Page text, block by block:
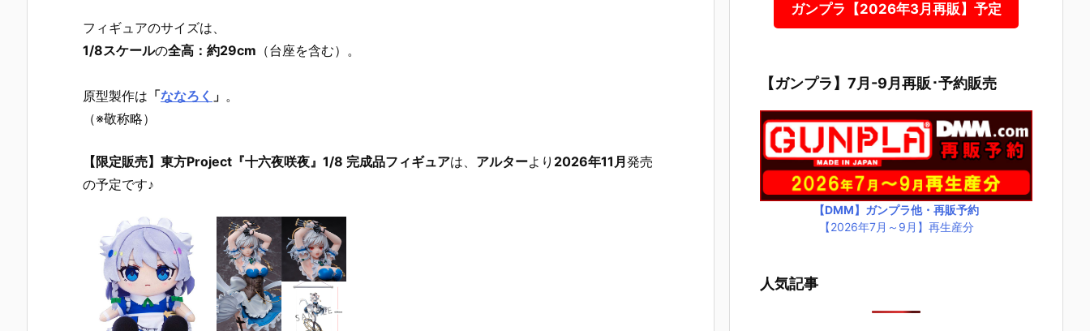
フィギュアのサイズは、
1/8スケールの全高：約29cm （台座を含む）。
原型製作は 「ななろく 」 。
（※敬称略）
【限定販売】東方Project『十六夜咲夜』1/8 完成品フィギュアは、 アルターより 2026年11月 発売
の予定です♪
ガンプラ【2026年3月再販】予定
【ガンプラ】7月-9月再販･予約販売
【DMM】ガンプラ他・再販予約
【2026年7月～9月】再生産分
人気記事